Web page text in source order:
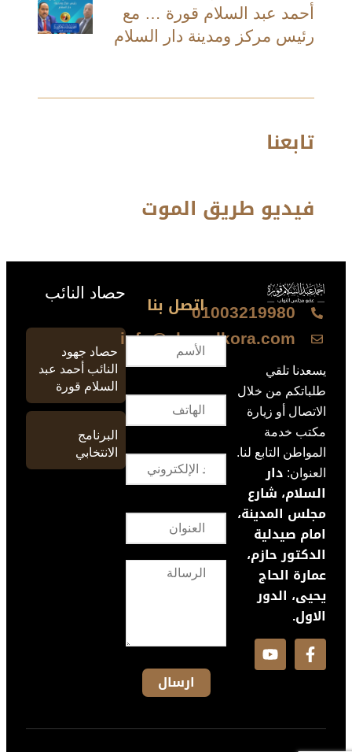
أحمد عبد السلام قورة … مع
رئيس مركز ومدينة دار السلام
تابعنا
فيديو طريق الموت
01003219980
info@ahmedkora.com
يسعدنا تلقي
طلباتكم من خلال
الاتصال أو زيارة
مكتب خدمة
المواطن التابع لنا.
العنوان: دار
السلام، شارع
مجلس المدينة،
امام صيدلية
الدكتور حازم،
عمارة الحاج
يحيى، الدور
الاول.
اتصل بنا حصاد النائب
حصاد جهود
النائب أحمد عبد
السلام قورة
البرنامج
الانتخابي